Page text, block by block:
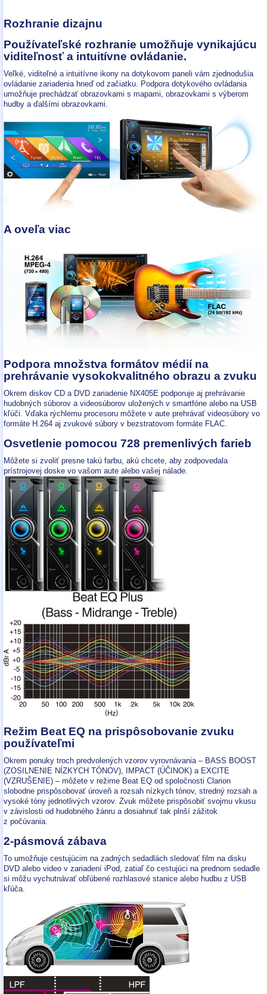
Rozhranie dizajnu
Používateľské rozhranie umožňuje vynikajúcu
viditeľnosť a intuitívne ovládanie.
Veľké, viditeľné a intuitívne ikony na dotykovom paneli vám zjednodušia
ovládanie zariadenia hneď od začiatku. Podpora dotykového ovládania
umožňuje prechádzať obrazovkami s mapami, obrazovkami s výberom
hudby a ďalšími obrazovkami.
A oveľa viac
Podpora množstva formátov médií na
prehrávanie vysokokvalitného obrazu a zvuku
Okrem diskov CD a DVD zariadenie NX405E podporuje aj prehrávanie
hudobných súborov a videosúborov uložených v smartfóne alebo na USB
kľúči. Vďaka rýchlemu procesoru môžete v aute prehrávať videosúbory vo
formáte H.264 aj zvukové súbory v bezstratovom formáte FLAC.
Osvetlenie pomocou 728 premenlivých farieb
Môžete si zvoliť presne takú farbu, akú chcete, aby zodpovedala
prístrojovej doske vo vašom aute alebo vašej nálade.
Režim Beat EQ na prispôsobovanie zvuku
používateľmi
Okrem ponuky troch predvolených vzorov vyrovnávania – BASS BOOST
(ZOSILNENIE NÍZKYCH TÓNOV), IMPACT (ÚČINOK) a EXCITE
(VZRUŠENIE) – môžete v režime Beat EQ od spoločnosti Clarion
slobodne prispôsobovať úroveň a rozsah nízkych tónov, stredný rozsah a
vysoké tóny jednotlivých vzorov. Zvuk môžete prispôsobiť svojmu vkusu
v závislosti od hudobného žánru a dosiahnuť tak plnší zážitok
z počúvania.
2-pásmová zábava
To umožňuje cestujúcim na zadných sedadlách sledovať film na disku
DVD alebo video v zariadení iPod, zatiaľ čo cestujúci na prednom sedadle
si môžu vychutnávať obľúbené rozhlasové stanice alebo hudbu z USB
kľúča.